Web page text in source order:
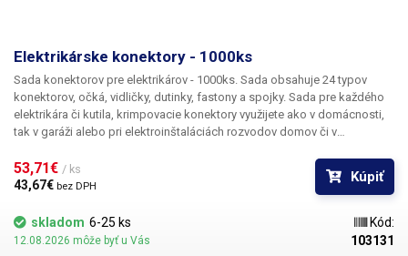
Elektrikárske konektory - 1000ks
Sada konektorov pre elektrikárov - 1000ks. Sada obsahuje 24 typov
konektorov, očká, vidličky, dutinky, fastony a spojky. Sada pre každého
elektrikára či kutila, krimpovacie konektory využijete ako v domácnosti,
tak v garáži alebo pri elektroinštaláciách rozvodov domov či v
pod skrutku či do svorkovnice. Konektory sú krimpovacie (zatláčacie) a
sú určené pre lankové medené vodiča. Stláčaný (krimpovanie) dutiniek
dutiny zatlačiť aj kombinačkami.
prierez vodiča počet ks Vidlička s izoláciou M3 0,5-1,5mm2 30
53,71€ / ks
43,67€ bez DPH
Kúpiť
skladom 6-25 ks
12.08.2026 môže byť u Vás
Kód:
103131